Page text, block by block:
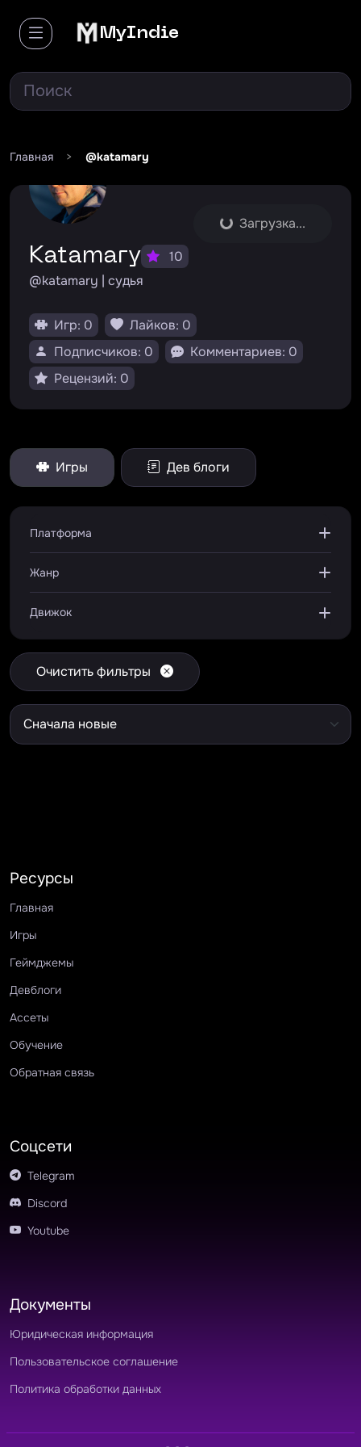
MyIndie
Главная > @katamary
Загрузка...
Katamary
10
@katamary | судья
Игр: 0
Лайков: 0
Подписчиков: 0
Комментариев: 0
Рецензий: 0
Игры Дев блоги
Платформа
Жанр
Движок
Очистить фильтры
Ресурсы
Главная
Игры
Геймджемы
Девблоги
Ассеты
Обучение
Обратная связь
Соцсети
Telegram
Discord
Youtube
Документы
Юридическая информация
Пользовательское соглашение
Политика обработки данных